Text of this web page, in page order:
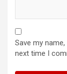
Save my
next time I